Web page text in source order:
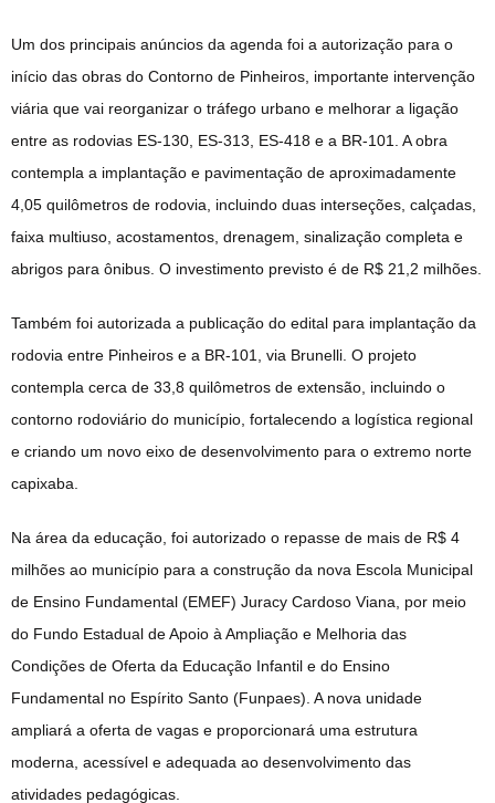
Um dos principais anúncios da agenda foi a autorização para o
início das obras do Contorno de Pinheiros, importante intervenção
viária que vai reorganizar o tráfego urbano e melhorar a ligação
entre as rodovias ES-130, ES-313, ES-418 e a BR-101. A obra
contempla a implantação e pavimentação de aproximadamente
4,05 quilômetros de rodovia, incluindo duas interseções, calçadas,
faixa multiuso, acostamentos, drenagem, sinalização completa e
abrigos para ônibus. O investimento previsto é de R$ 21,2 milhões.
Também foi autorizada a publicação do edital para implantação da
rodovia entre Pinheiros e a BR-101, via Brunelli. O projeto
contempla cerca de 33,8 quilômetros de extensão, incluindo o
contorno rodoviário do município, fortalecendo a logística regional
e criando um novo eixo de desenvolvimento para o extremo norte
capixaba.
Na área da educação, foi autorizado o repasse de mais de R$ 4
milhões ao município para a construção da nova Escola Municipal
de Ensino Fundamental (EMEF) Juracy Cardoso Viana, por meio
do Fundo Estadual de Apoio à Ampliação e Melhoria das
Condições de Oferta da Educação Infantil e do Ensino
Fundamental no Espírito Santo (Funpaes). A nova unidade
ampliará a oferta de vagas e proporcionará uma estrutura
moderna, acessível e adequada ao desenvolvimento das
atividades pedagógicas.